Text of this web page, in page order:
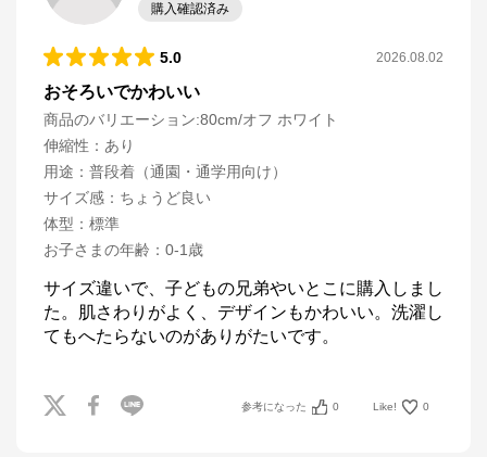
購入確認済み
5.0 2026.08.02
おそろいでかわいい
商品のバリエーション:80cm/オフ ホワイト
伸縮性 ： あり
用途 ： 普段着（通園・通学用向け）
サイズ感 ： ちょうど良い
体型 ： 標準
お子さまの年齢 ： 0-1歳
サイズ違いで、子どもの兄弟やいとこに購入しまし
た。肌さわりがよく、デザインもかわいい。洗濯し
てもへたらないのがありがたいです。
参考になった 0 Like! 0